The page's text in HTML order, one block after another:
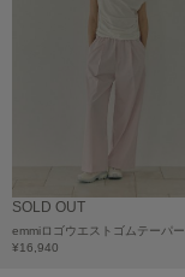
HOKA ONEONE
ホカ オネオネ
SOLD OUT
¥16,940